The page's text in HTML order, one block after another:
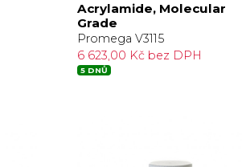
Acrylamide, Molecular
Grade
Promega V3115
6 623,00 Kč bez DPH
5 DNŮ